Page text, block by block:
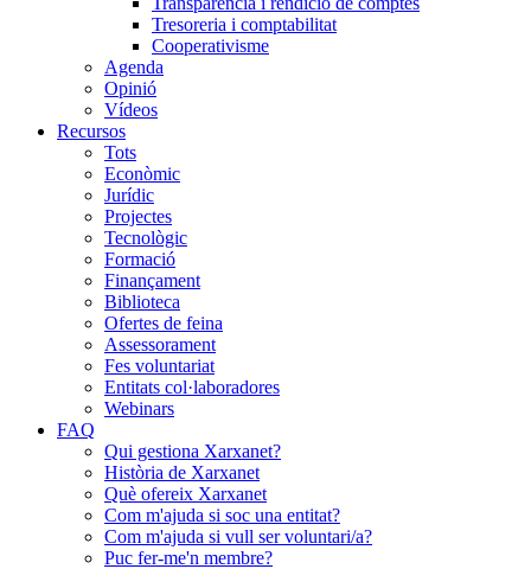
Tresoreria i comptabilitat
Cooperativisme
Agenda
Opinió
Vídeos
Recursos
Tots
Econòmic
Jurídic
Projectes
Tecnològic
Formació
Finançament
Biblioteca
Ofertes de feina
Assessorament
Fes voluntariat
Entitats col·laboradores
Webinars
FAQ
Qui gestiona Xarxanet?
Història de Xarxanet
Què ofereix Xarxanet
Com m'ajuda si soc una entitat?
Com m'ajuda si vull ser voluntari/a?
Puc fer-me'n membre?